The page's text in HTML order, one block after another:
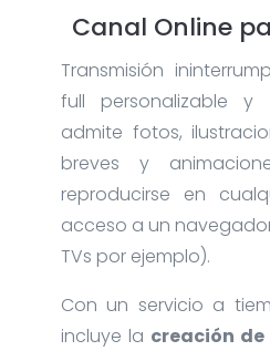
Canal Online
Transmisión
full personalizable y
admite fotos,
breves y
reproducirse en
acceso a un
TVs por ejemplo).
Con un servicio a
incluye la creación